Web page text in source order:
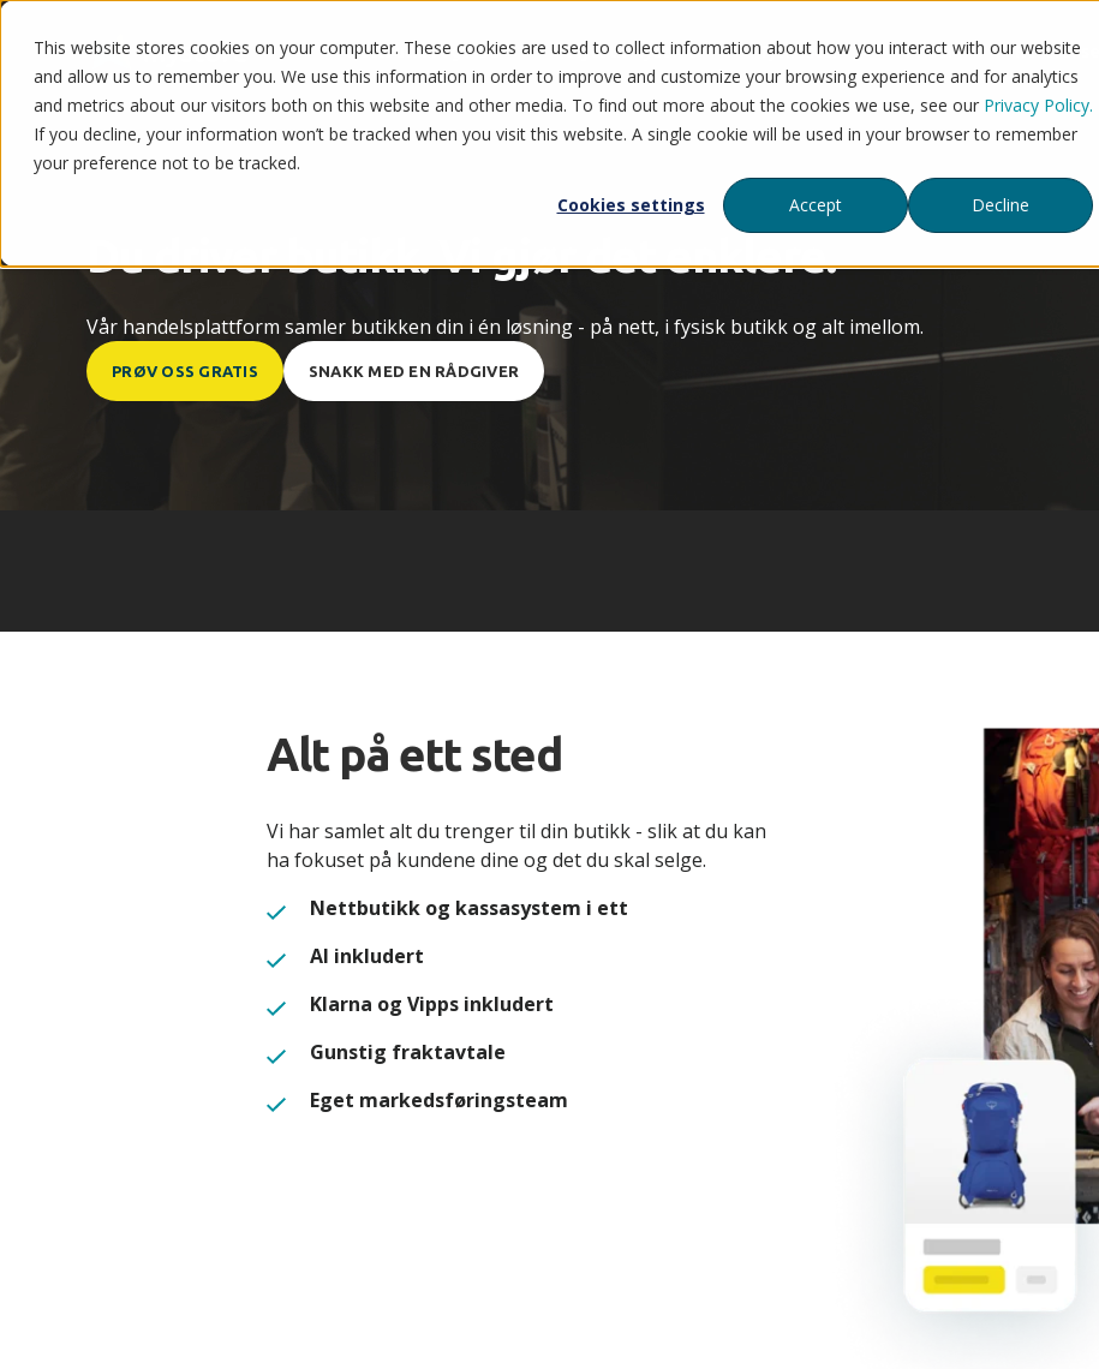
This website stores cookies on your computer. These cookies are used to collect information about how you interact with our website
and allow us to remember you. We use this information in order to improve and customize your browsing experience and for analytics
and metrics about our visitors both on this website and other media. To find out more about the cookies we use, see our Privacy Policy.
If you decline, your information won’t be tracked when you visit this website. A single cookie will be used in your browser to remember
your preference not to be tracked.
Cookies settings
Accept Decline
Nettbutikk og POS Flytt til Mystore Tjenester Priser Referanser
Du driver butikk. Vi gjør det enklere.
Vår handelsplattform samler butikken din i én løsning - på nett, i fysisk butikk og alt imellom.
PRØV OSS GRATIS SNAKK MED EN RÅDGIVER
Alt på ett sted
Vi har samlet alt du trenger til din butikk - slik at du kan
ha fokuset på kundene dine og det du skal selge.
Nettbutikk og kassasystem i ett
AI inkludert
Klarna og Vipps inkludert
Gunstig fraktavtale
Eget markedsføringsteam